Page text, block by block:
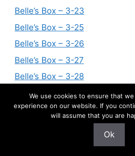
Belle’s Box – 3-23
Belle’s Box – 3-25
Belle’s Box – 3-26
Belle’s Box – 3-27
Belle’s Box – 3-28
Belle’s Box – 3-29
Belle’s Box – 3-30
We use cookies to ensure that
experience on our website. If you
will assume that you are
Ok